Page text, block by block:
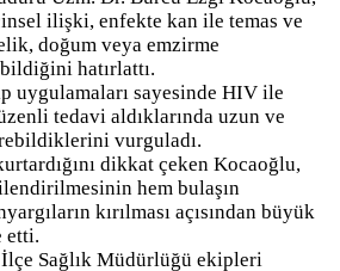
ilişki, enfekte kan ile temas ve
doğum veya emzirme
hatırlattı.
uygulamaları sayesinde HIV ile
tedavi aldıklarında uzun ve
vurguladı.
dikkat çeken Kocaoğlu,
hem bulaşın
kırılması açısından büyük
etti.
Sağlık Müdürlüğü ekipleri